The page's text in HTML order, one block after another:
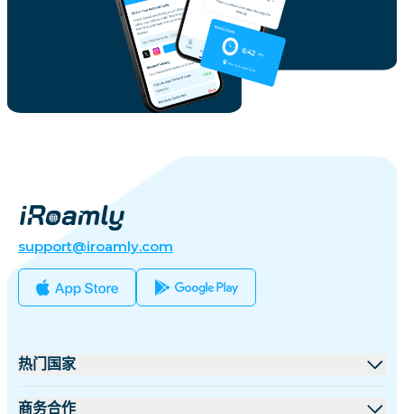
support@iroamly.com
热门国家
美国
商务合作